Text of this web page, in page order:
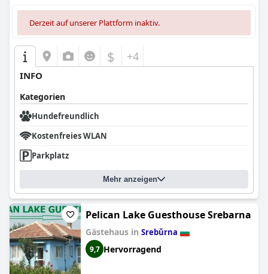
Derzeit auf unserer Plattform inaktiv.
$ +4
INFO
Kategorien
Hundefreundlich
Kostenfreies WLAN
Parkplatz
Mehr anzeigen
Pelican Lake Guesthouse Srebarna
Gästehaus in Srebŭrna
9,7 Hervorragend